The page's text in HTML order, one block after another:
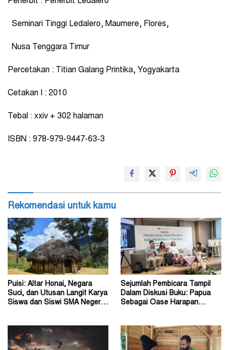
Seminari Tinggi Ledalero, Maumere, Flores,
Nusa Tenggara Timur
Percetakan : Titian Galang Printika, Yogyakarta
Cetakan I : 2010
Tebal : xxiv + 302 halaman
ISBN : 978-979-9447-63-3
Rekomendasi untuk kamu
Puisi: Altar Honai, Negara
Suci, dan Utusan Langit Karya
Siswa dan Siswi SMA Negeri 1
Sejumlah Pembicara Tampil
Dalam Diskusi Buku: Papua
Sebagai Oase Harapan